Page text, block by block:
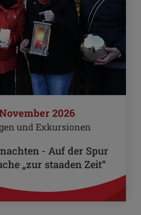
2026
und Exkursionen
- Auf der Spur
„zur staaden Zeit“